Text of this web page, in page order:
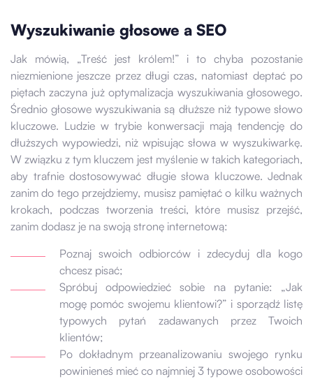
Wyszukiwanie głosowe a SEO
Jak mówią, „Treść jest królem!” i to chyba pozostanie
niezmienione jeszcze przez długi czas, natomiast deptać po
piętach zaczyna już optymalizacja wyszukiwania głosowego.
Średnio głosowe wyszukiwania są dłuższe niż typowe słowo
kluczowe. Ludzie w trybie konwersacji mają tendencję do
dłuższych wypowiedzi, niż wpisując słowa w wyszukiwarkę.
W związku z tym kluczem jest myślenie w takich kategoriach,
aby trafnie dostosowywać długie słowa kluczowe. Jednak
zanim do tego przejdziemy, musisz pamiętać o kilku ważnych
krokach, podczas tworzenia treści, które musisz przejść,
zanim dodasz je na swoją stronę internetową:
Poznaj swoich odbiorców i zdecyduj dla kogo
chcesz pisać;
Spróbuj odpowiedzieć sobie na pytanie: „Jak
mogę pomóc swojemu klientowi?” i sporządź listę
typowych pytań zadawanych przez Twoich
klientów;
Po dokładnym przeanalizowaniu swojego rynku
powinieneś mieć co najmniej 3 typowe osobowości